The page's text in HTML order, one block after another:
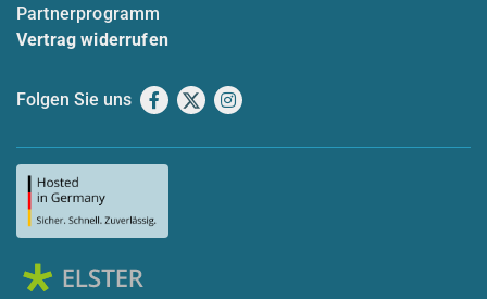
Partnerprogramm
Vertrag widerrufen
Folgen Sie uns Facebook
X Instagram